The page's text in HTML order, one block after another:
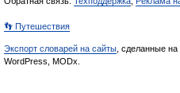
👣 Путешествия
Экспорт словарей на сайты , сделанные на
WordPress, MODx.